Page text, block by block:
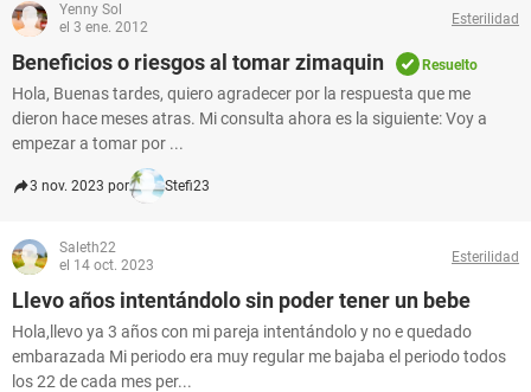
Yenny Sol
el 3 ene. 2012
Esterilidad
Beneficios o riesgos al tomar zimaquin Resuelto
Hola, Buenas tardes, quiero agradecer por la respuesta que me
dieron hace meses atras. Mi consulta ahora es la siguiente: Voy a
empezar a tomar por ...
3 nov. 2023 por Stefi23
Saleth22
el 14 oct. 2023
Esterilidad
Llevo años intentándolo sin poder tener un bebe
Hola,llevo ya 3 años con mi pareja intentándolo y no e quedado
embarazada Mi periodo era muy regular me bajaba el periodo todos
los 22 de cada mes per...